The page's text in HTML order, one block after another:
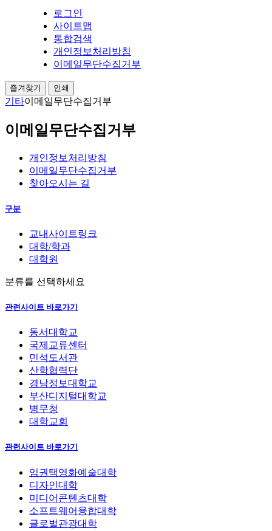
로그인
사이트맵
통합검색
개인정보처리방침
이메일무단수집거부
즐겨찾기 인쇄
기타이메일무단수집거부
이메일무단수집거부
개인정보처리방침
이메일무단수집거부
찾아오시는 길
구분
교내사이트링크
대학/학과
대학원
분류를 선택하세요
관련사이트 바로가기
동서대학교
국제교류센터
민석도서관
산학협력단
경남정보대학교
부산디지털대학교
병무청
대학교회
관련사이트 바로가기
임권택영화예술대학
디자인대학
미디어콘텐츠대학
소프트웨어융합대학
글로벌관광대학